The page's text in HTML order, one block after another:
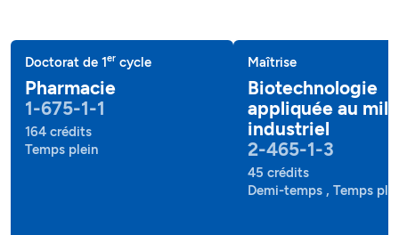
Doctorat de 1er cycle
Pharmacie
1-675-1-1
164 crédits
Temps plein
Maîtrise
Biotechnologie
appliquée au
industriel
2-465-1-3
45 crédits
Demi-temps , Temps